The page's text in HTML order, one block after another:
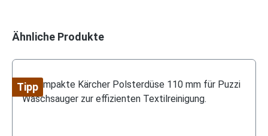
Produktgalerie überspringen
Ähnliche Produkte
Tipp